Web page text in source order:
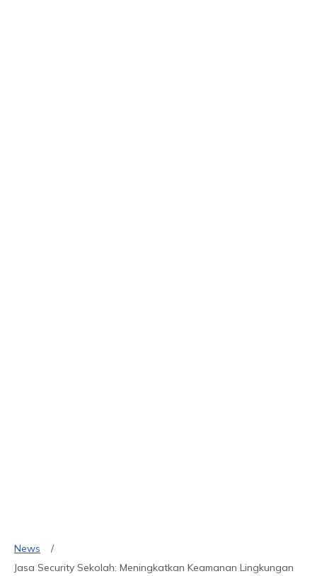
News
Jasa Security Sekolah: Meningkatkan Keamanan Lingkungan